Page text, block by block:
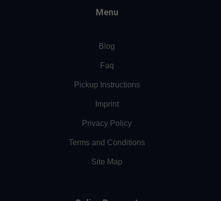
Menu
Blog
Faq
Pickup Instructions
Imprint
Privacy Policy
Terms and Conditions
Site Map